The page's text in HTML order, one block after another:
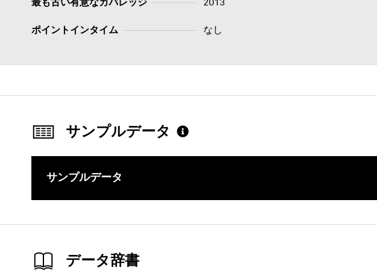
最も古い有意なカバレッジ 2013
ポイントインタイム なし
サンプルデータ
サンプルデータ
データ辞書